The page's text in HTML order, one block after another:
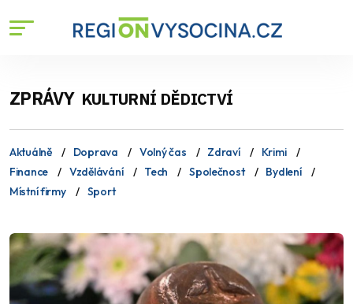
ZPRÁVY KULTURNÍ DĚDICTVÍ
Aktuálně Doprava Volný čas Zdraví
Krimi
Finance
Vzdělávání Tech Společnost
Bydlení
Místní firmy
Sport